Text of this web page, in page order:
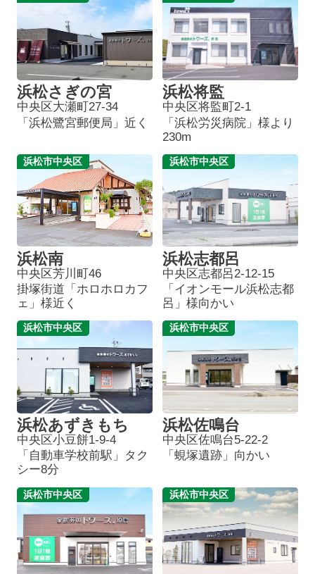
浜松さぎの宮
中央区大瀬町27-34
「浜松鷺宮郵便局」近く
浜松将監
中央区将監町2-1
「浜松労災病院」様より
230m
浜松市中央区
浜松南
中央区芳川町46
掛塚街道「ホロホロカフ
ェ」様近く
浜松市中央区
浜松志都呂
中央区志都呂2-12-15
「イオンモール浜松志都
呂」様向かい
浜松市中央区
浜松あずきもち
中央区小豆餅1-9-4
「自動車学校前駅」タク
シー8分
浜松市中央区
浜松佐鳴台
中央区佐鳴台5-22-2
「蜆塚遺跡」向かい
浜松市中央区 浜松市中央区